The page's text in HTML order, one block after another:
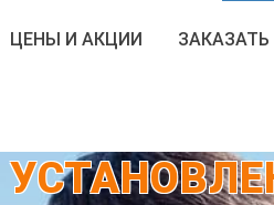
ЦЕНЫ И АКЦИИ